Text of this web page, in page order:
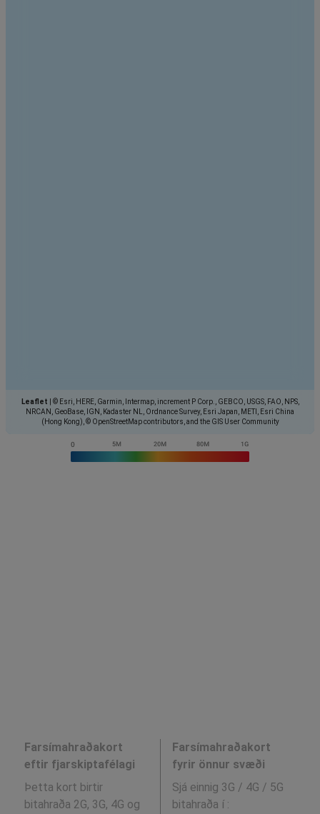
Leaflet
© Esri, HERE, Garmin, Intermap, increment P Corp., GEBCO, USGS, FAO, NPS,
NRCAN, GeoBase, IGN, Kadaster NL, Ordnance Survey, Esri Japan, METI, Esri China
(Hong Kong), © OpenStreetMap contributors, and the GIS User Community
Farsímahraðakort
eftir fjarskiptafélagi
Þetta kort birtir
bitahraða 2G, 3G, 4G og
Farsímahraðakort
fyrir önnur svæði
Sjá einnig 3G / 4G / 5G
bitahraða í :